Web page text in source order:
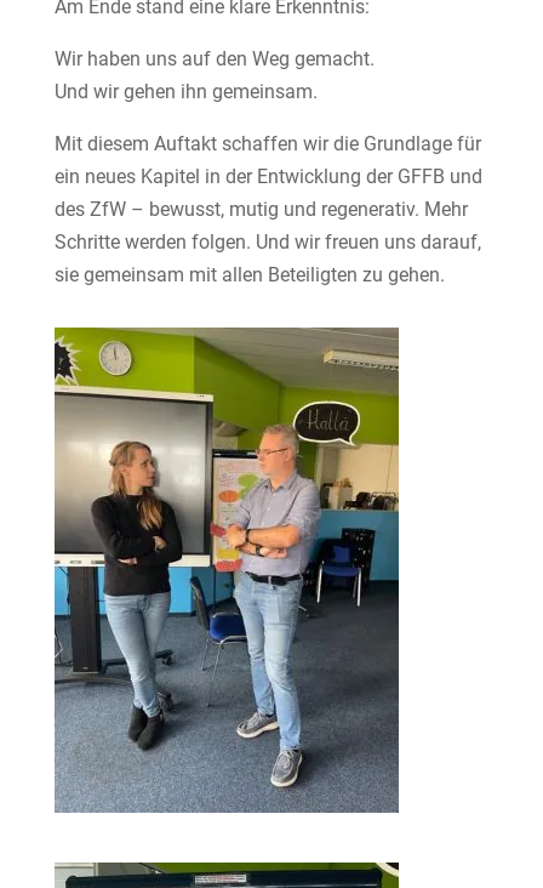
Am Ende stand eine klare Erkenntnis:
Wir haben uns auf den Weg gemacht.
Und wir gehen ihn gemeinsam.
Mit diesem Auftakt schaffen wir die Grundlage für
ein neues Kapitel in der Entwicklung der GFFB und
des ZfW – bewusst, mutig und regenerativ. Mehr
Schritte werden folgen. Und wir freuen uns darauf,
sie gemeinsam mit allen Beteiligten zu gehen.